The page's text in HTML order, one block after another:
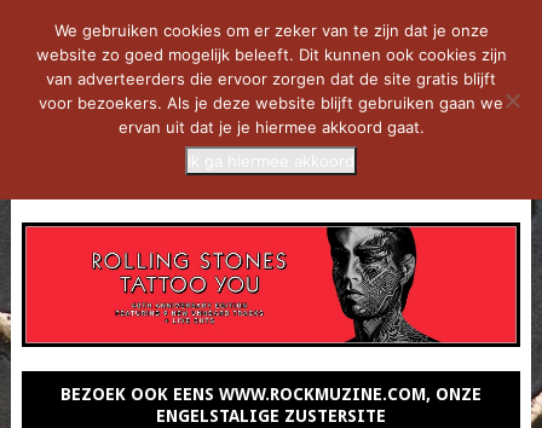
BEZOEK OOK EENS WWW.ROCKMUZINE.COM, ONZE
ENGELSTALIGE ZUSTERSITE
We gebruiken cookies om er zeker van te zijn dat je onze
website zo goed mogelijk beleeft. Dit kunnen ook cookies zijn
van adverteerders die ervoor zorgen dat de site gratis blijft
voor bezoekers. Als je deze website blijft gebruiken gaan we
ervan uit dat je je hiermee akkoord gaat.
Ik ga hiermee akkoord